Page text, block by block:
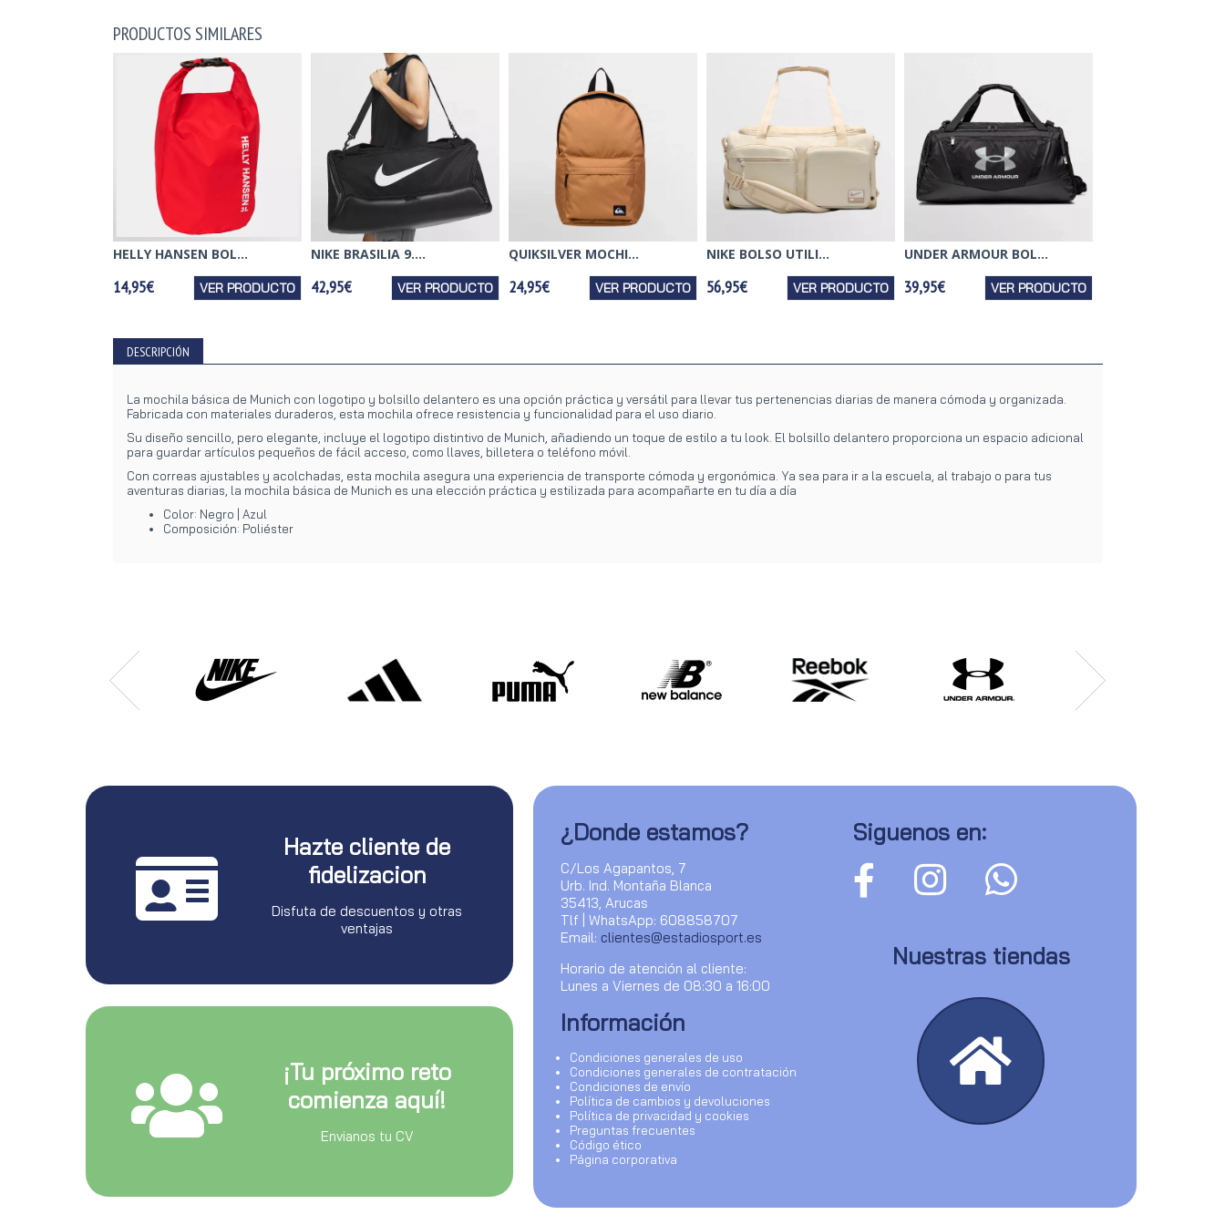
PRODUCTOS SIMILARES
HELLY HANSEN BOL...
14,95€ VER PRODUCTO
NIKE BRASILIA 9....
42,95€ VER PRODUCTO
QUIKSILVER MOCHI...
24,95€ VER PRODUCTO
NIKE BOLSO UTILI...
56,95€ VER PRODUCTO
UNDER ARMOUR BOL...
39,95€ VER PRODUCTO
DESCRIPCIÓN
La mochila básica de Munich con logotipo y bolsillo delantero es una opción práctica y versátil para llevar tus pertenencias diarias de manera cómoda y organizada.
Fabricada con materiales duraderos, esta mochila ofrece resistencia y funcionalidad para el uso diario.
Su diseño sencillo, pero elegante, incluye el logotipo distintivo de Munich, añadiendo un toque de estilo a tu look. El bolsillo delantero proporciona un espacio adicional
para guardar artículos pequeños de fácil acceso, como llaves, billetera o teléfono móvil.
Con correas ajustables y acolchadas, esta mochila asegura una experiencia de transporte cómoda y ergonómica. Ya sea para ir a la escuela, al trabajo o para tus
aventuras diarias, la mochila básica de Munich es una elección práctica y estilizada para acompañarte en tu día a día
Color: Negro | Azul
Composición: Poliéster
Hazte cliente de
fidelizacion
Disfuta de descuentos y otras
ventajas
¡Tu próximo reto
comienza aquí!
Envianos tu CV
¿Donde estamos?
C/Los Agapantos, 7
Urb. Ind. Montaña Blanca
35413, Arucas
Tlf | WhatsApp: 608858707
Email: clientes@estadiosport.es
Horario de atención al cliente:
Lunes a Viernes de 08:30 a 16:00
Información
Condiciones generales de uso
Condiciones generales de contratación
Condiciones de envío
Política de cambios y devoluciones
Política de privacidad y cookies
Preguntas frecuentes
Código ético
Página corporativa
Siguenos en:
Nuestras tiendas